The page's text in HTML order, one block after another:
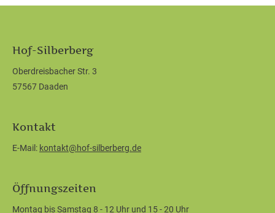
Hof-Silberberg
Oberdreisbacher Str. 3
57567 Daaden
Kontakt
E-Mail: kontakt@hof-silberberg.de
Öffnungszeiten
Montag bis Samstag 8 - 12 Uhr und 15 - 20 Uhr